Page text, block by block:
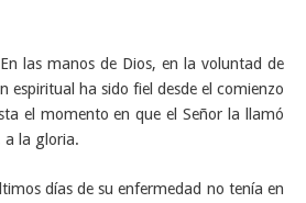
las manos de Dios, en la voluntad de
espiritual ha sido fiel desde el comienzo
el momento en que el Señor la llamó
a la gloria.
días de su enfermedad no tenía en